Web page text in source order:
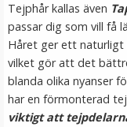
Tejphår kallas även
passar dig som vill få
Håret ger ett
vilket gör att det
blanda olika nyanser
har en förmonterad
viktigt att